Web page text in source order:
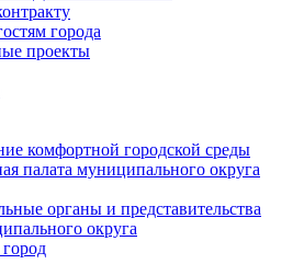
города
проекты
комфортной городской среды
палата муниципального округа
органы и представительства
округа